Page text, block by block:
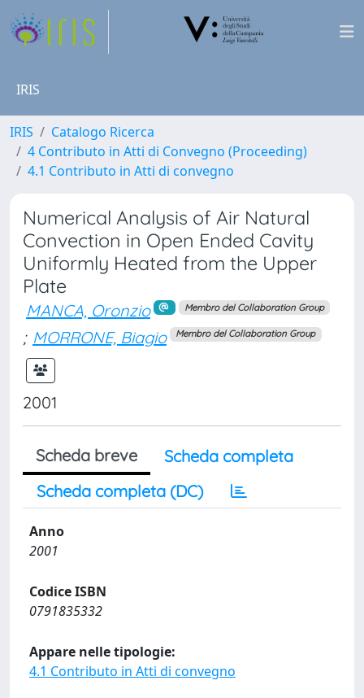
IRIS
IRIS
Catalogo Ricerca
4 Contributo in Atti di Convegno (Proceeding)
4.1 Contributo in Atti di convegno
Numerical Analysis of Air Natural
Convection in Open Ended Cavity
Uniformly Heated from the Upper
Plate
MANCA, Oronzio Membro del Collaboration Group
; MORRONE, Biagio Membro del Collaboration Group
2001
Scheda breve
Scheda completa
Scheda completa (DC)
Anno
2001
Codice ISBN
0791835332
Appare nelle tipologie:
4.1 Contributo in Atti di convegno